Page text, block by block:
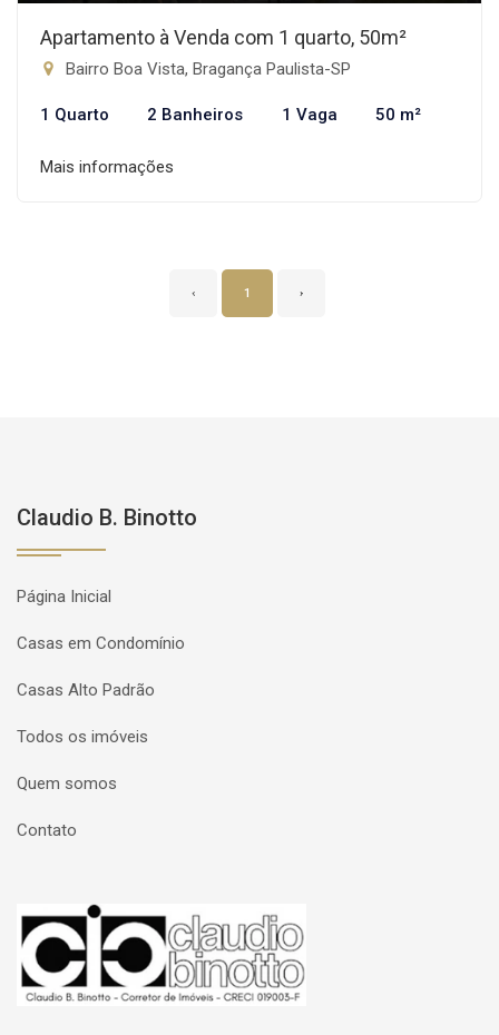
Apartamento à Venda com 1 quarto, 50m²
Bairro Boa Vista, Bragança Paulista-SP
1 Quarto 2 Banheiros 1 Vaga 50 m²
Mais informações
‹ 1 ›
Claudio B. Binotto
Página Inicial
Casas em Condomínio
Casas Alto Padrão
Todos os imóveis
Quem somos
Contato
Página inicial